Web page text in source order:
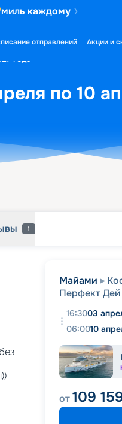
миль каждому
отправлений Акции и
года
по 10
1
Майами
Перфект
16:3003
06:0010
от109